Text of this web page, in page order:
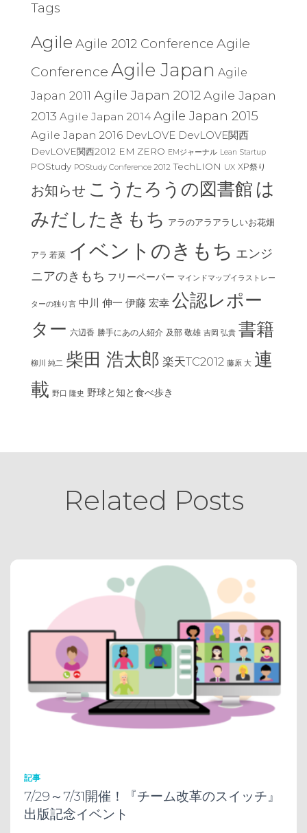
Tags
Agile Agile 2012 Conference Agile
Conference Agile Japan Agile
Japan 2011 Agile Japan 2012Agile Japan
2013 Agile Japan 2014 Agile Japan 2015
Agile Japan 2016 DevLOVE DevLOVE関西
DevLOVE関西2012 EM ZERO EMジャーナル Lean Startup
POStudy POStudy Conference 2012 TechLION UX XP祭り
お知らせ こうたろうの図書館 は
みだしたきもち アラのアラアラしいお花畑
アラ 若菜 イベントのきもち エンジ
ニアのきもち フリーペーパー マインドマップイラストレー
ターの独り言 中川 伸一 伊藤 宏幸 公認レポー
ター 六辺香 勝手にあの人紹介 及部 敬雄 吉岡 弘貴 書籍
柳川 純二 柴田 浩太郎 楽天TC2012 藤原 大 連
載 野口 隆史 野球と知と食べ歩き
Related Posts
記事
7/29～7/31開催！『チーム改革のスイッチ』
出版記念イベント